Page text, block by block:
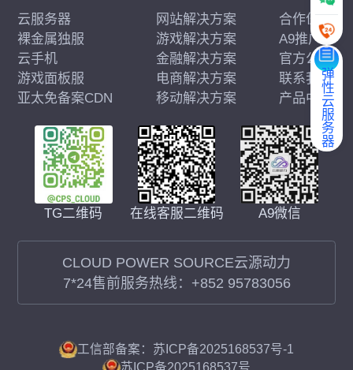
弹性云服务器
TG二维码 在线客服二维码 A9微信
CLOUD POWER SOURCE云源动力
7*24售前服务热线： +852 95783056
云服务器
裸金属独服
云手机
游戏面板服
亚太免备案CDN
网站解决方案
游戏解决方案
金融解决方案
电商解决方案
移动解决方案
合作伙伴
A9推广
官方公告
联系我们
产品中心
工信部备案：苏ICP备2025168537号-1
苏ICP备2025168537号